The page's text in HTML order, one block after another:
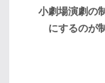
小劇場演劇の
にするのが